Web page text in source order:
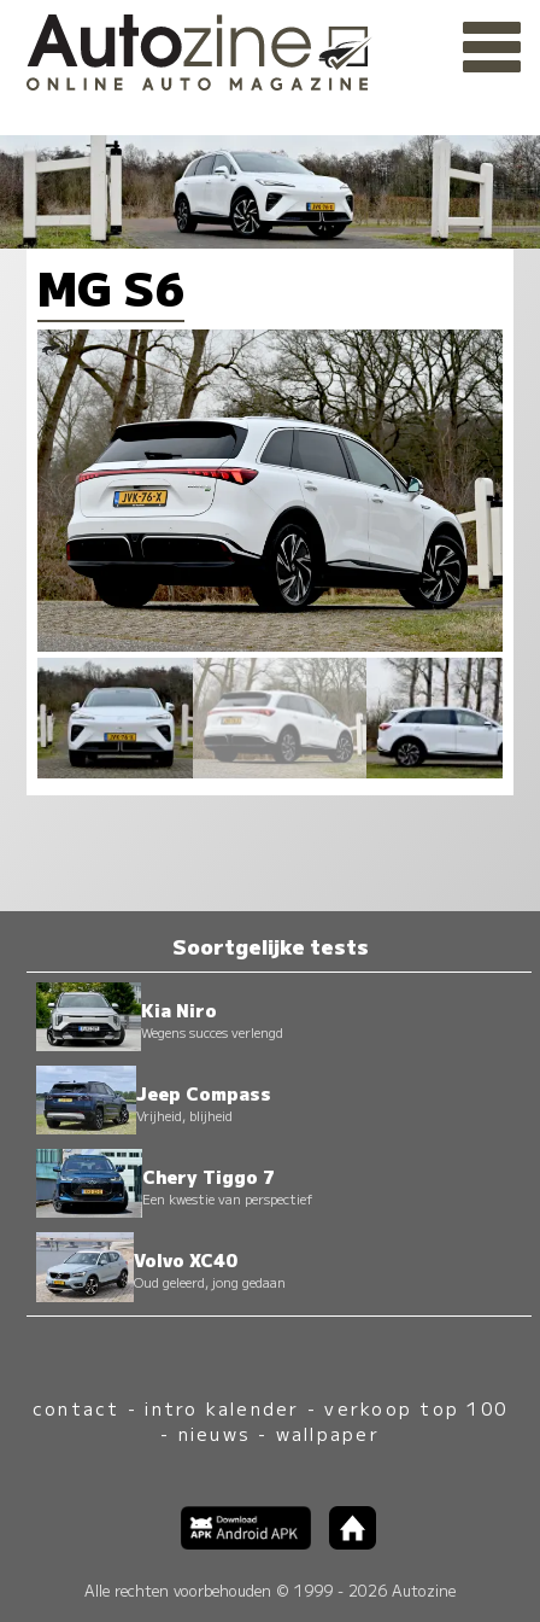
MG S6
Soortgelijke tests
Kia Niro
Wegens succes verlengd
Jeep Compass
Vrijheid, blijheid
Chery Tiggo 7
Een kwestie van perspectief
Volvo XC40
Oud geleerd, jong gedaan
contact -intro kalender -verkoop top 100
- nieuws - wallpaper
Alle rechten voorbehouden © 1999 - 2026 Autozine